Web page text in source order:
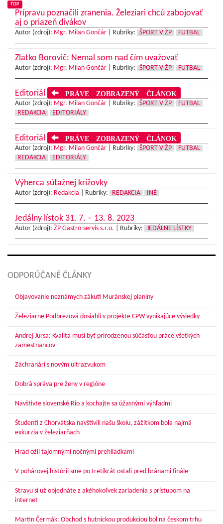
TOP
Prípravu poznačili zranenia. Železiari chcú zabojovať
aj o priazeň divákov
Autor (zdroj): Mgr. Milan Gončár Rubriky: ŠPORT V ŽP FUTBAL
Zlatko Borovič: Nemal som nad čím uvažovať
Autor (zdroj): Mgr. Milan Gončár Rubriky: ŠPORT V ŽP FUTBAL
Editoriál PRÁVE ZOBRAZENÝ ČLÁNOK
Autor (zdroj): Mgr. Milan Gončár Rubriky: ŠPORT V ŽP
FUTBAL
REDAKCIA
EDITORIÁLY
Editoriál PRÁVE ZOBRAZENÝ ČLÁNOK
Autor (zdroj): Mgr. Milan Gončár Rubriky: ŠPORT V ŽP
FUTBAL
REDAKCIA
EDITORIÁLY
Výherca súťažnej krížovky
Autor (zdroj): Redakcia Rubriky: REDAKCIA INÉ
Jedálny lístok 31. 7. – 13. 8. 2023
Autor (zdroj): ŽP Gastro-servis s.r.o. Rubriky: JEDÁLNE LÍSTKY
ODPORÚČANÉ ČLÁNKY
Objavovanie neznámych zákutí Muránskej planiny
Železiarne Podbrezová dosiahli v projekte CPW vynikajúce výsledky
Andrej Jursa: Kvalita musí byť prirodzenou súčasťou práce všetkých
zamestnancov
Záchranári s novým ultrazvukom
Dobrá správa pre ženy v regióne
Navštívte slovenské Rio a kochajte sa úžasnými výhľadmi
Študenti z Chorvátska navštívili našu školu, zážitkom bola najmä
exkurzia v železiarňach
Hrad ožil tajomnými nočnými prehliadkami
V pohárovej histórii sme po tretíkrát ostali pred bránami finále
Stravu si už objednáte z akéhokoľvek zariadenia s prístupom na
internet
Martin Čermák: Obchod s hutníckou produkciou bol na českom trhu